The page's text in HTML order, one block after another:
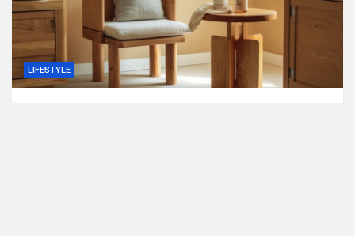
LIFESTYLE